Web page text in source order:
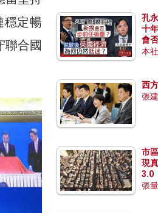
穩定暢
聯合國
孔
十
會
脫
本
西
張
市
現
3.0
張